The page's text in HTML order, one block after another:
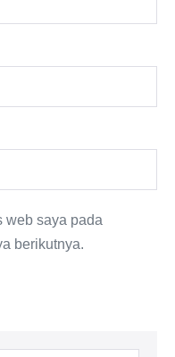
web saya pada
berikutnya.